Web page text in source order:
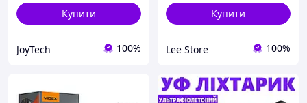
Купити
JoyTech 100%
Купити
Lee Store 100%